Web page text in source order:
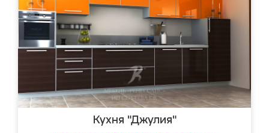
Кухня "Джулия"